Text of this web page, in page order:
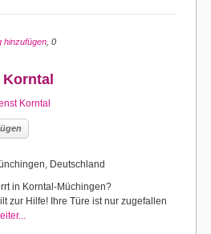
hinzufügen , 0
Korntal
Deutschland
in Korntal-Müchingen?
zur Hilfe! Ihre Türe ist nur zugefallen